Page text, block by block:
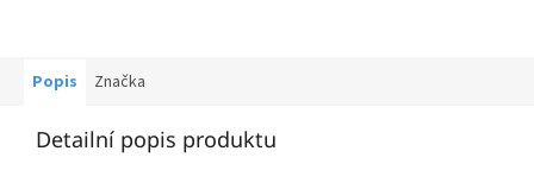
Popis Značka
Detailní popis produktu